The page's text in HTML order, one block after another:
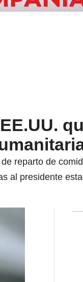
reparto de
al presidente